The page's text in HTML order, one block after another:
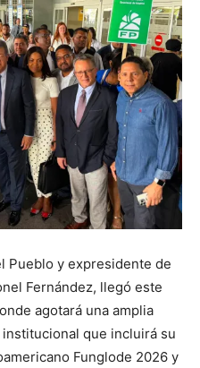
Pueblo y expresidente de
Fernández, llegó este
agotará una amplia
que incluirá su
Funglode 2026 y